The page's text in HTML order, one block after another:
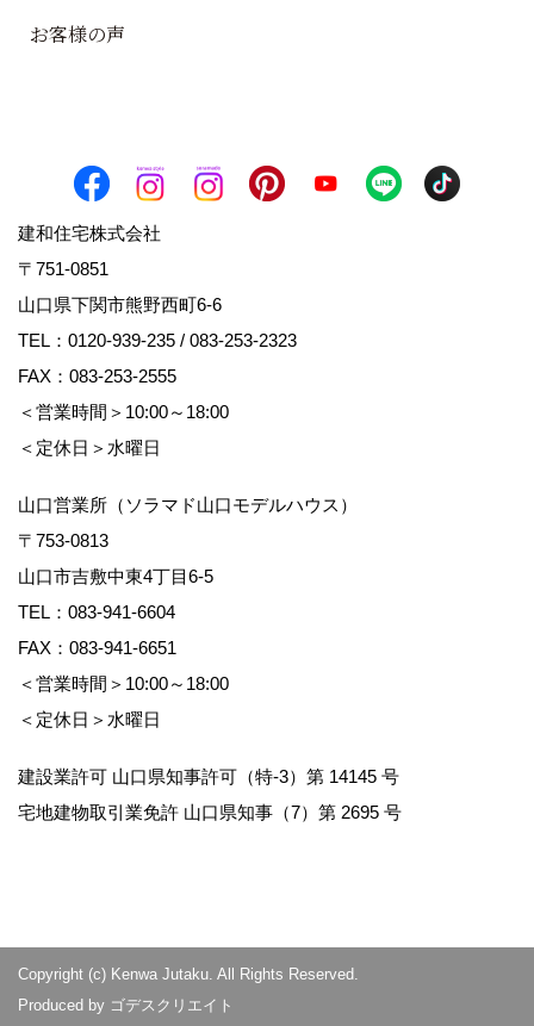
お客様の声
建和住宅株式会社
〒751-0851
山口県下関市熊野西町6-6
TEL： 0120-939-235 / 083-253-2323
FAX：083-253-2555
＜営業時間＞10:00～18:00
＜定休日＞水曜日
山口営業所（ソラマド山口モデルハウス）
〒753-0813
山口市吉敷中東4丁目6-5
TEL： 083-941-6604
FAX：083-941-6651
＜営業時間＞10:00～18:00
＜定休日＞水曜日
建設業許可 山口県知事許可（特-3）第 14145 号
宅地建物取引業免許 山口県知事（7）第 2695 号
Copyright (c) Kenwa Jutaku. All Rights Reserved.
Produced by ゴデスクリエイト